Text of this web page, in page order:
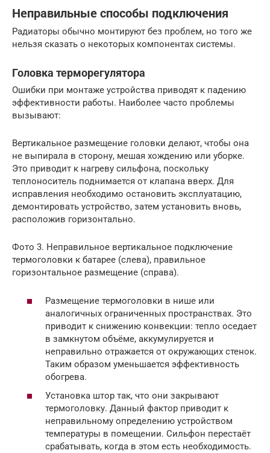
Неправильные способы подключения
Радиаторы обычно монтируют без проблем, но того же
нельзя сказать о некоторых компонентах системы.
Головка терморегулятора
Ошибки при монтаже устройства приводят к падению
эффективности работы. Наиболее часто проблемы
вызывают:
Вертикальное размещение головки делают, чтобы она
не выпирала в сторону, мешая хождению или уборке.
Это приводит к нагреву сильфона, поскольку
теплоноситель поднимается от клапана вверх. Для
исправления необходимо остановить эксплуатацию,
демонтировать устройство, затем установить вновь,
расположив горизонтально.
Фото 3. Неправильное вертикальное подключение
термоголовки к батарее (слева), правильное
горизонтальное размещение (справа).
Размещение термоголовки в нише или
аналогичных ограниченных пространствах. Это
приводит к снижению конвекции: тепло оседает
в замкнутом объёме, аккумулируется и
неправильно отражается от окружающих стенок.
Таким образом уменьшается эффективность
обогрева.
Установка штор так, что они закрывают
термоголовку. Данный фактор приводит к
неправильному определению устройством
температуры в помещении. Сильфон перестаёт
срабатывать, когда в этом есть необходимость.